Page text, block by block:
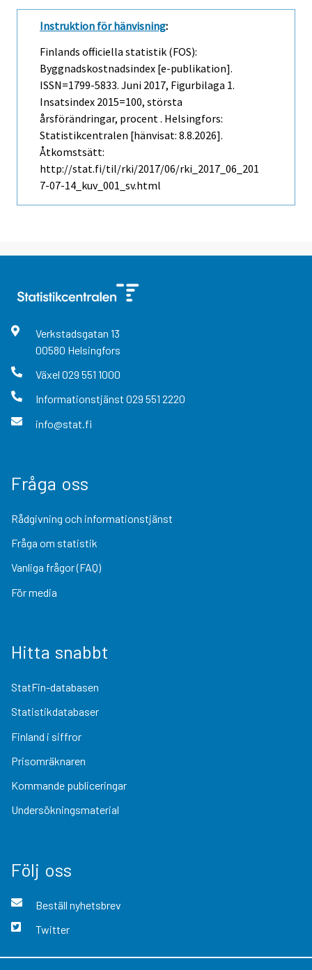
Instruktion för hänvisning:
Finlands officiella statistik (FOS):
Byggnadskostnadsindex [e-publikation].
ISSN=1799-5833. Juni 2017, Figurbilaga 1.
Insatsindex 2015=100, största
årsförändringar, procent . Helsingfors:
Statistikcentralen [hänvisat: 8.8.2026].
Åtkomstsätt:
http://stat.fi/til/rki/2017/06/rki_2017_06_201
7-07-14_kuv_001_sv.html
Verkstadsgatan 13
00580 Helsingfors
Växel 029 551 1000
Informationstjänst 029 551 2220
info@stat.fi
Fråga oss
Rådgivning och informationstjänst
Fråga om statistik
Vanliga frågor (FAQ)
För media
Hitta snabbt
StatFin-databasen
Statistikdatabaser
Finland i siffror
Prisomräknaren
Kommande publiceringar
Undersökningsmaterial
Följ oss
Beställ nyhetsbrev
Twitter